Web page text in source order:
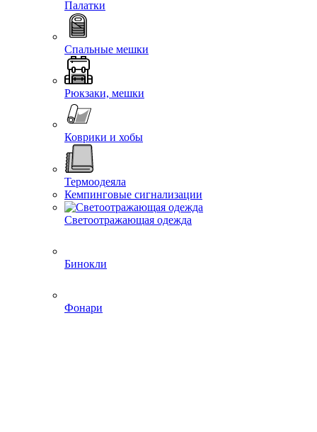
Палатки
Спальные мешки
Рюкзаки, мешки
Коврики и хобы
Термоодеяла
Кемпинговые сигнализации
Светоотражающая одежда
Бинокли
Фонари